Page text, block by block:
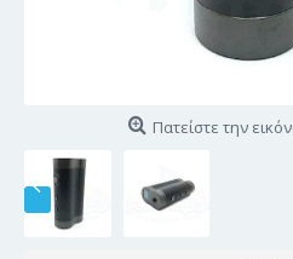
Πατείστε την